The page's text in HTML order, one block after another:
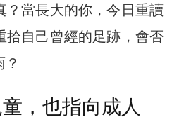
？當長大的你，今日重讀
拾自己曾經的足跡，會否
，也指向成人